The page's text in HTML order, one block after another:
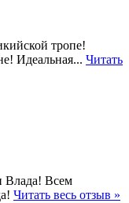
тропе!
Идеальная... Читать
Влада! Всем
Читать весь отзыв »